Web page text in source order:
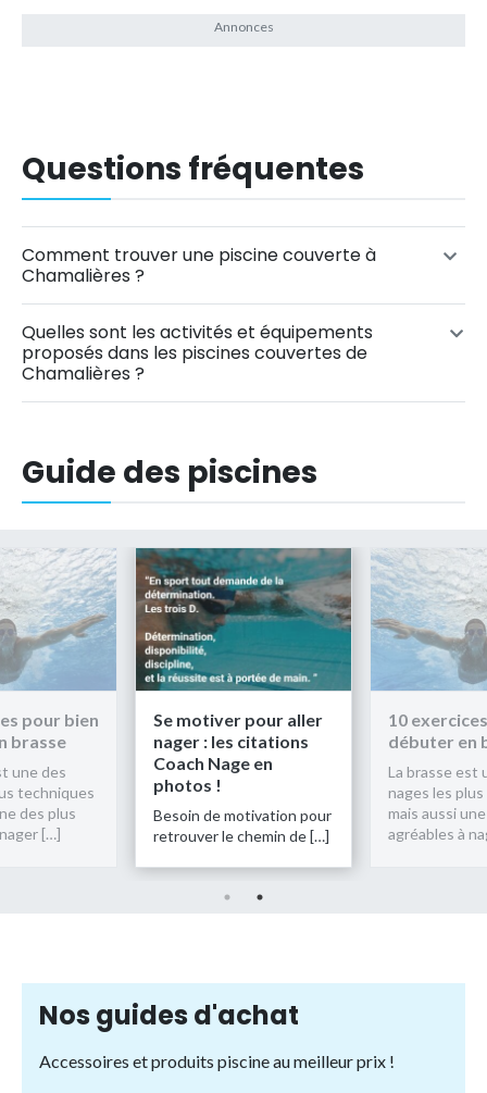
Questions fréquentes
Comment trouver une piscine couverte à
Chamalières ?
Quelles sont les activités et équipements
proposés dans les piscines couvertes de
Chamalières ?
Guide des piscines
pour bien
brasse
une des
techniques
des plus
[…]
Se motiver pour aller
nager : les citations
Coach Nage en
photos !
Besoin de motivation pour
retrouver le chemin de […]
10
débuter en
La brasse est
nages les
mais aussi
agréables à
Nos guides d'achat
Accessoires et produits piscine au meilleur prix !